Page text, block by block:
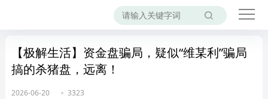
【极解生活】资金盘骗局，疑似“维某利”骗局
搞的杀猪盘，远离！
2026-06-20 3323